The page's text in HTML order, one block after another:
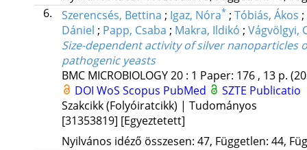
6.
Szerencsés, Bettina ; Igaz, Nóra* ; Tóbiás, Ákos ;
Dániel ; Papp, Csaba ; Makra, Ildikó ; Vágvölgyi,
Size-dependent activity of silver
pathogenic yeasts
BMC MICROBIOLOGY20: 1 Paper: 176 , 13 p.
DOI WoS Scopus PubMed
SZTE Publicatio
Szakcikk (Folyóiratcikk) | Tudományos
[31353819] [Egyeztetett]
Nyilvános idéző összesen: 47, Független: 44,